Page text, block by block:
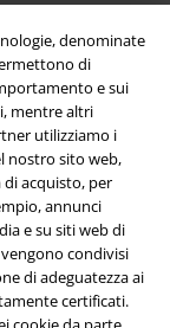
denominate
di
e sui
mentre altri
utilizziamo i
nostro sito web,
di acquisto, per
annunci
e su siti web di
condivisi
di adeguatezza ai
certificati.